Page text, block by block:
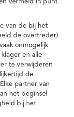
vermeld in punt
van de bij het
de overtreder)
onmogelijk
en alle
te verwijderen
de
partner van
het beginsel
bij het